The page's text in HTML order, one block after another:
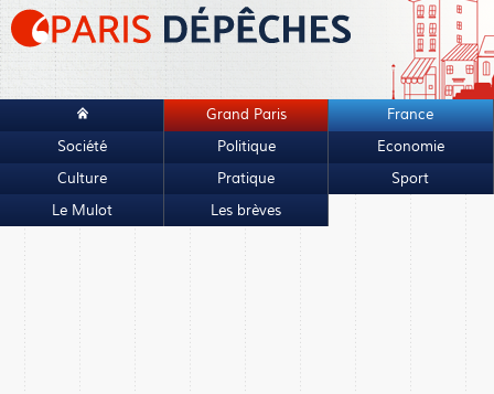
Grand Paris
France
Société
Politique
Economie
Culture
Pratique
Sport
Le Mulot
Les brèves